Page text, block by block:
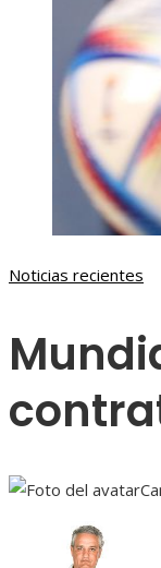
Noticias recientes